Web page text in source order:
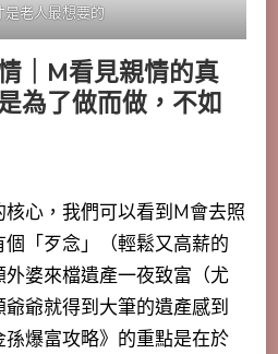
是老人最想要的
｜M看見親情的真
為了做而做，不如
心，我們可以看到M會去照
「歹念」（輕鬆又高薪的
婆來檔遺產一夜致富（尤
爺就得到大筆的遺產感到
爆富攻略》的重點是在於